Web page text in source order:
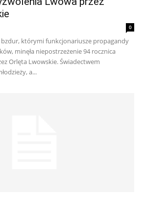
0
którymi funkcjonariusze propagandy
minęła niepostrzeżenie 94 rocznica
Orlęta Lwowskie. Świadectwem
a...